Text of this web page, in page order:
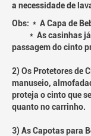
a necessidade de
Obs: * A Capa de
* As casinhas já
passagem do cinto
2) Os Protetores de
manuseio,
proteja o cinto que
quanto no carrinho.
3) As Capotas para